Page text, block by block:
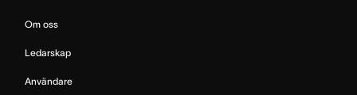
Om oss
Ledarskap
Användare